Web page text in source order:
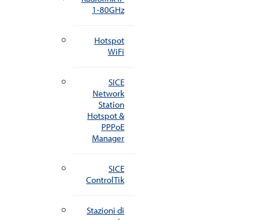
1-80GHz
Hotspot
WiFi
SICE
Network
Station
Hotspot &
PPPoE
Manager
SICE
ControlTik
Stazioni di